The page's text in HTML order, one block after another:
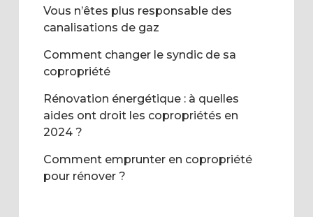
Vous n’êtes plus responsable des
canalisations de gaz
Comment changer le syndic de sa
copropriété
Rénovation énergétique : à quelles
aides ont droit les copropriétés en
2024 ?
Comment emprunter en copropriété
pour rénover ?